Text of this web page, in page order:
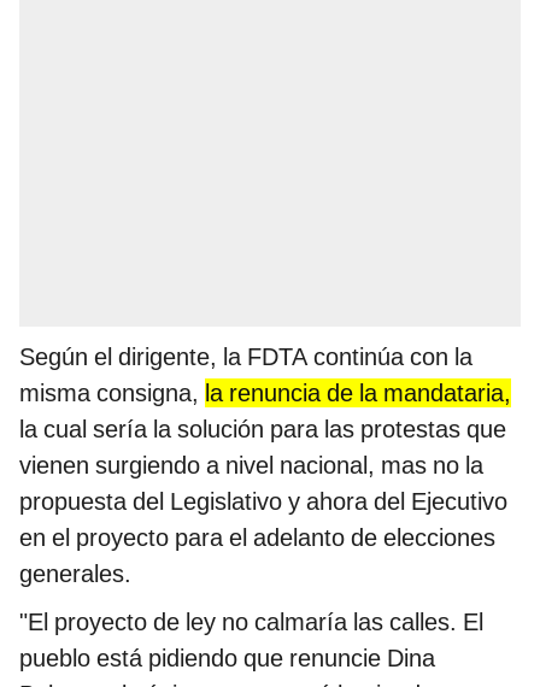
Según el dirigente, la FDTA continúa con la
misma consigna, la renuncia de la mandataria,
la cual sería la solución para las protestas que
vienen surgiendo a nivel nacional, mas no la
propuesta del Legislativo y ahora del Ejecutivo
en el proyecto para el adelanto de elecciones
generales.
"El proyecto de ley no calmaría las calles. El
pueblo está pidiendo que renuncie Dina